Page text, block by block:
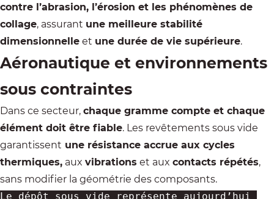
contre l’abrasion, l’érosion et les phénomènes de
collage, assurant une meilleure stabilité
dimensionnelle et une durée de vie supérieure.
Aéronautique et environnements
sous contraintes
Dans ce secteur, chaque gramme compte et chaque
élément doit être fiable. Les revêtements sous vide
garantissent une résistance accrue aux cycles
thermiques, aux vibrations et aux contacts répétés,
sans modifier la géométrie des composants.
Le dépôt sous vide représente aujourd’hui